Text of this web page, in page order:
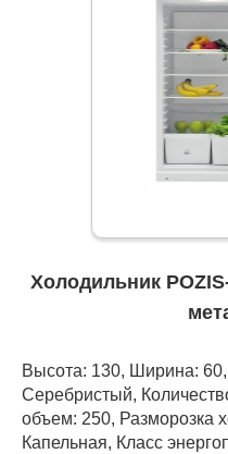
Холодильник
Высота: 130, Ширина:
Серебристый,
объем: 250, Разморозка
Капельная, Класс